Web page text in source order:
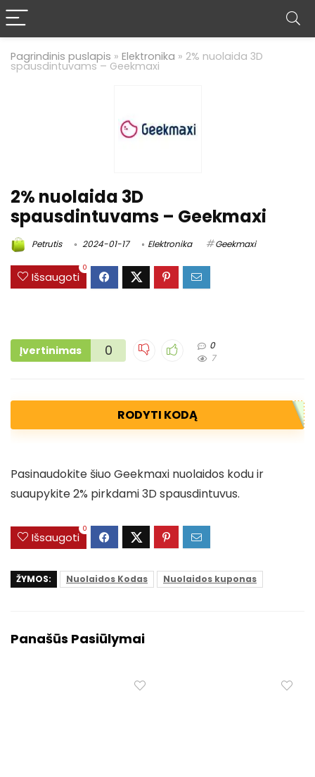
Pagrindinis puslapis » Elektronika » 2% nuolaida 3D
spausdintuvams – Geekmaxi
2% nuolaida 3D
spausdintuvams – Geekmaxi
Petrutis 2024-01-17 Elektronika Geekmaxi
Išsaugoti
0
Įvertinimas 0
0
7
RODYTI KODĄ
Pasinaudokite šiuo Geekmaxi nuolaidos kodu ir
suaupykite 2% pirkdami 3D spausdintuvus.
Išsaugoti
0
ŽYMOS: Nuolaidos Kodas Nuolaidos kuponas
Panašūs Pasiūlymai